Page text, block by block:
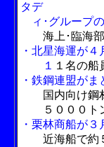
タデ
ィ･グループ
海上･臨海
・北星海運が
１
１名の
・鉄鋼連盟が
国内向け鋼
５０００ト
・栗林商船が
近海船で約